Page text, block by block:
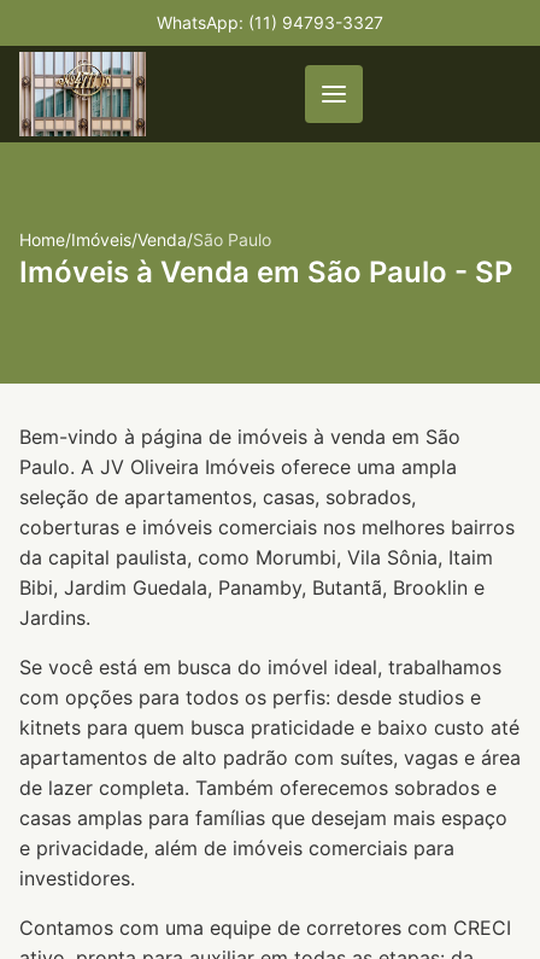
WhatsApp: (11) 94793-3327
Home/Imóveis/Venda/São Paulo
Imóveis à Venda em São Paulo - SP
Bem-vindo à página de imóveis à venda em São
Paulo. A JV Oliveira Imóveis oferece uma ampla
seleção de apartamentos, casas, sobrados,
coberturas e imóveis comerciais nos melhores bairros
da capital paulista, como Morumbi, Vila Sônia, Itaim
Bibi, Jardim Guedala, Panamby, Butantã, Brooklin e
Jardins.
Se você está em busca do imóvel ideal, trabalhamos
com opções para todos os perfis: desde studios e
kitnets para quem busca praticidade e baixo custo até
apartamentos de alto padrão com suítes, vagas e área
de lazer completa. Também oferecemos sobrados e
casas amplas para famílias que desejam mais espaço
e privacidade, além de imóveis comerciais para
investidores.
Contamos com uma equipe de corretores com CRECI